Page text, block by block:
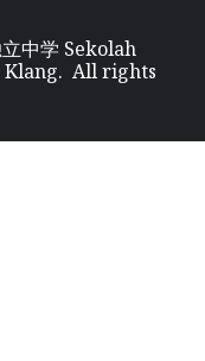
中学 Sekolah
Klang. All rights